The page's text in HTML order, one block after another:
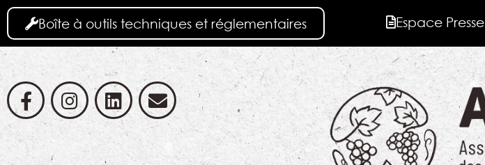
Boîte à outils techniques et réglementaires Espace Presse